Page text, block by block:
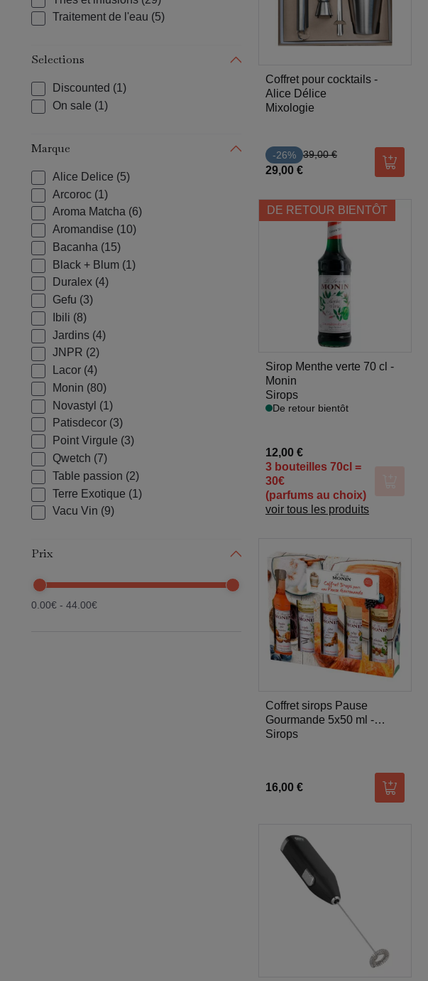
Traitement de l'eau (5)
Selections
Discounted (1)
On sale (1)
Marque
Alice Delice (5)
Arcoroc (1)
Aroma Matcha (6)
Aromandise (10)
Bacanha (15)
Black + Blum (1)
Duralex (4)
Gefu (3)
Ibili (8)
Jardins (4)
JNPR (2)
Lacor (4)
Monin (80)
Novastyl (1)
Patisdecor (3)
Point Virgule (3)
Qwetch (7)
Table passion (2)
Terre Exotique (1)
Vacu Vin (9)
Prix
0.00€ - 44.00€
Coffret pour cocktails -
Alice Délice
Mixologie
-26% 39,00 €
29,00 € Ajouter
DE RETOUR BIENTÔT
Sirop Menthe verte 70 cl -
Monin
Sirops
De retour bientôt
12,00 €
3 bouteilles 70cl =
30€
(parfums au choix)
voir tous les produits
Coffret sirops Pause
Gourmande 5x50 ml -
Monin
Sirops
16,00 € Ajouter